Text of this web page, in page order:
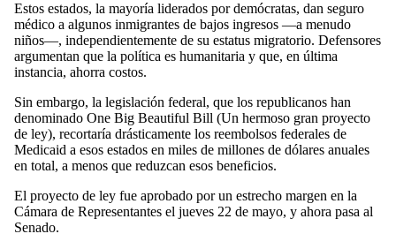
Estos estados, la mayoría liderados por demócratas, dan seguro
médico a algunos inmigrantes de bajos ingresos —a menudo
niños—, independientemente de su estatus migratorio. Defensores
argumentan que la política es humanitaria y que, en última
instancia, ahorra costos.
Sin embargo, la legislación federal, que los republicanos han
denominado One Big Beautiful Bill (Un hermoso gran proyecto
de ley), recortaría drásticamente los reembolsos federales de
Medicaid a esos estados en miles de millones de dólares anuales
en total, a menos que reduzcan esos beneficios.
El proyecto de ley fue aprobado por un estrecho margen en la
Cámara de Representantes el jueves 22 de mayo, y ahora pasa al
Senado.